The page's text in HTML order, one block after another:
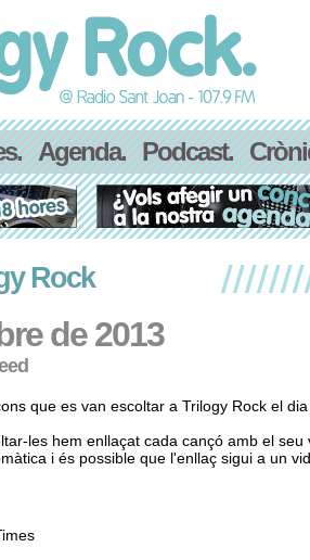
Agenda. Podcast.
Rock
de 2013
que es van escoltar a Trilogy Rock el
les hem enllaçat cada cançó amb el
i és possible que l'enllaç sigui a un